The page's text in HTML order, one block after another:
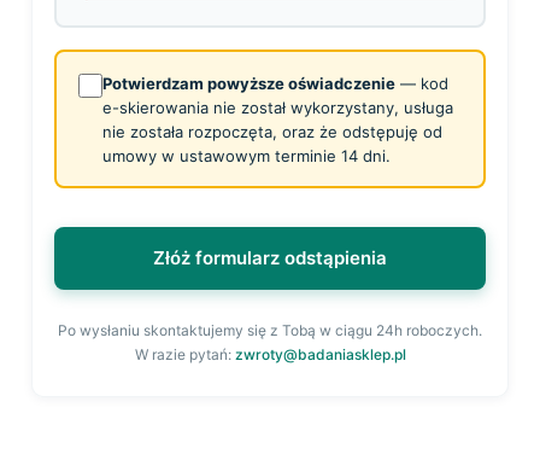
Potwierdzam powyższe oświadczenie— kod
e-skierowania nie został wykorzystany, usługa
nie została rozpoczęta, oraz że odstępuję od
umowy w ustawowym terminie 14 dni.
Złóż formularz odstąpienia
Po wysłaniu skontaktujemy się z Tobą w ciągu 24h roboczych.
W razie pytań: zwroty@badaniasklep.pl